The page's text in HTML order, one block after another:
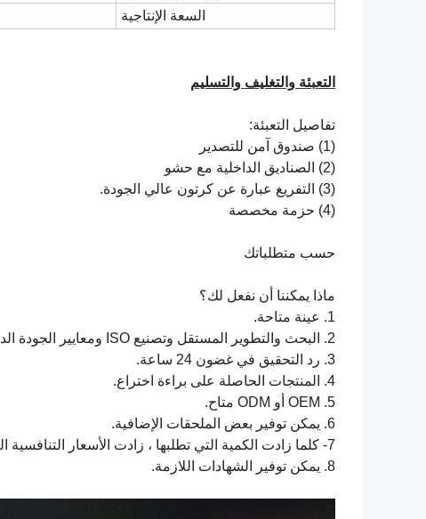
السعة الإنتاجية
التعبئة والتغليف والتسليم
تفاصيل التعبئة:
(1) صندوق آمن للتصدير
(2) الصناديق الداخلية مع حشو
(3) التفريغ عبارة عن كرتون عالي الجودة.
(4) حزمة مخصصة
حسب متطلباتك
ماذا يمكننا أن نفعل لك؟
1. عينة متاحة.
2. البحث والتطوير المستقل وتصنيع ISO ومعايير الجودة الدقيقة والإدارة اللوجستية الحديثة واستراتيجية التسويق السليمة.
3. رد التحقيق في غضون 24 ساعة.
4. المنتجات الحاصلة على براءة اختراع.
5. OEM أو ODM متاح.
6. يمكن توفير بعض الملحقات الإضافية.
7- كلما زادت الكمية التي تطلبها ، زادت الأسعار التنافسية التي تحصل عليها.
8. يمكن توفير الشهادات اللازمة.